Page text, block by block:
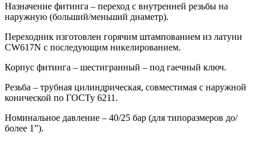
Назначение фитинга – переход с внутренней резьбы на
наружную (больший/меньший диаметр).
Переходник изготовлен горячим штампованием из латуни
CW617N с последующим никелированием.
Корпус фитинга – шестигранный – под гаечный ключ.
Резьба – трубная цилиндрическая, совместимая с наружной
конической по ГОСТу 6211.
Номинальное давление – 40/25 бар (для типоразмеров до/
более 1”).